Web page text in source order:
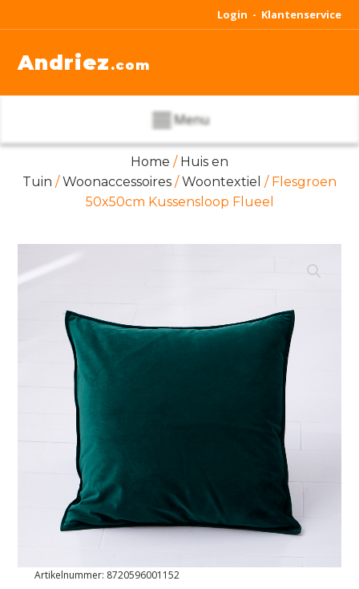
Login - Klantenservice
Andriez .com
Menu
Home / Huis en
Tuin /Woonaccessoires /Woontextiel / Flesgroen
50x50cm Kussensloop Flueel
Artikelnummer: 8720596001152